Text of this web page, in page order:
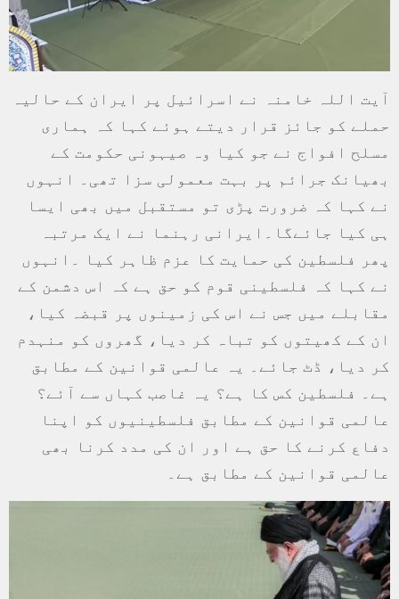
آیت اللہ خامنہ نے اسرائیل پر ایران کے حالیہ
حملے کو جائز قرار دیتے ہوئے کہا کہ ہماری
مسلح افواج نے جو کیا وہ صیہونی حکومت کے
بھیانک جرائم پر بہت معمولی سزا تھی۔ انہوں
نے کہا کہ ضرورت پڑی تو مستقبل میں بھی ایسا
ہی کیا جائےگا۔ایرانی رہنما نے ایک مرتبہ
پھر فلسطین کی حمایت کا عزم ظاہر کیا ۔انہوں
نے کہا کہ فلسطینی قوم کو حق ہے کہ اس دشمن کے
مقابلے میں جس نے اس کی زمینوں پر قبضہ کیا،
ان کے کھیتوں کو تباہ کر دیا، گھروں کو منہدم
کر دیا، ڈٹ جائے۔ یہ عالمی قوانین کے مطابق
ہے۔ فلسطین کس کا ہے؟ یہ غاصب کہاں سے آئے؟
عالمی قوانین کے مطابق فلسطینیوں کو اپنا
دفاع کرنے کا حق ہے اور ان کی مدد کرنا بھی
عالمی قوانین کے مطابق ہے۔